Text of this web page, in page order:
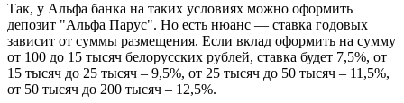
Так, у Альфа банка на таких условиях можно оформить
депозит "Альфа Парус". Но есть нюанс — ставка годовых
зависит от суммы размещения. Если вклад оформить на сумму
от 100 до 15 тысяч белорусских рублей, ставка будет 7,5%, от
15 тысяч до 25 тысяч – 9,5%, от 25 тысяч до 50 тысяч – 11,5%,
от 50 тысяч до 200 тысяч – 12,5%.